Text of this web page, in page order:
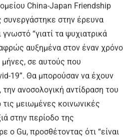
China-Japan Friendship
συνεργάστηκε στην έρευνα
“γιατί τα ψυχιατρικά
αυξημένα στον έναν χρόνο
σε αυτούς που
19”. Θα μπορούσαν να έχουν
ανοσολογική αντίδραση του
μειωμένες κοινωνικές
στην περίοδο της
ο Gu, προσθέτοντας ότι “είναι